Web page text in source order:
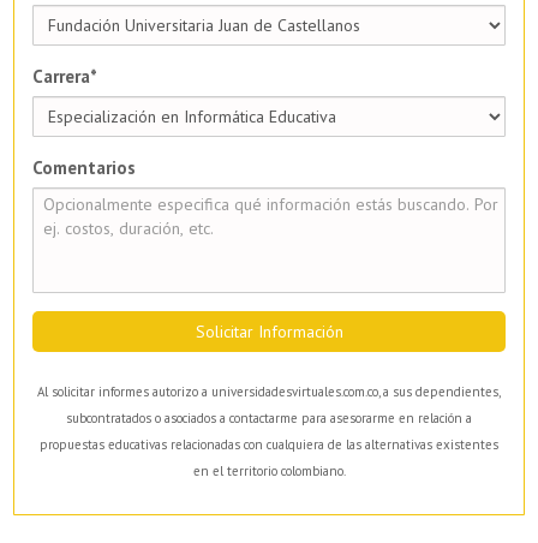
Carrera*
Comentarios
Solicitar Información
Al solicitar informes autorizo a universidadesvirtuales.com.co, a sus dependientes,
subcontratados o asociados a contactarme para asesorarme en relación a
propuestas educativas relacionadas con cualquiera de las alternativas existentes
en el territorio colombiano.